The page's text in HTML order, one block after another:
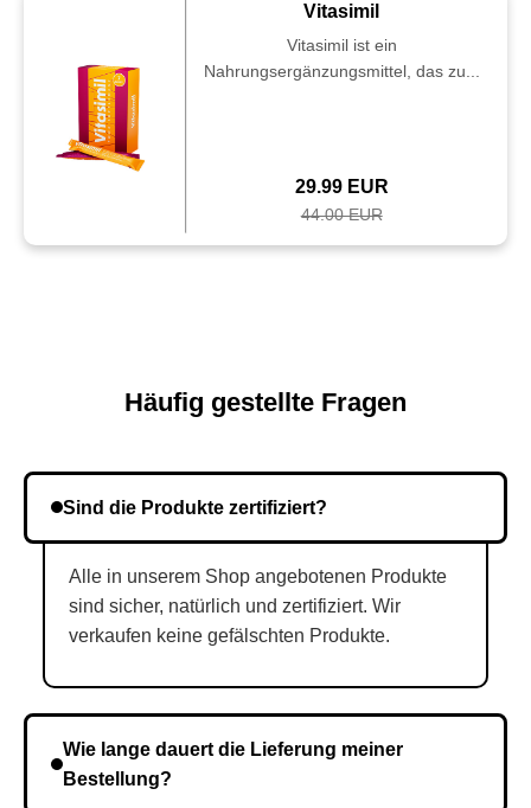
Vitasimil
Vitasimil ist ein
Nahrungsergänzungsmittel, das zu...
29.99 EUR
44.00 EUR
Häufig gestellte Fragen
Sind die Produkte zertifiziert?
Alle in unserem Shop angebotenen Produkte
sind sicher, natürlich und zertifiziert. Wir
verkaufen keine gefälschten Produkte.
Wie lange dauert die Lieferung meiner
Bestellung?